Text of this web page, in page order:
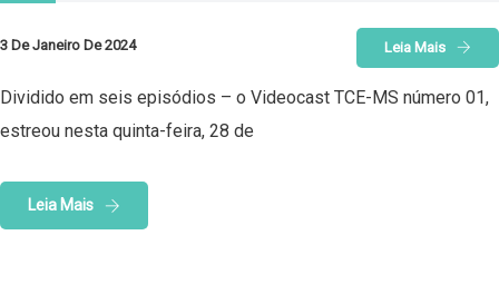
3 De Janeiro De 2024 Leia Mais
Dividido em seis episódios – o Videocast TCE-MS número 01,
estreou nesta quinta-feira, 28 de
Leia Mais